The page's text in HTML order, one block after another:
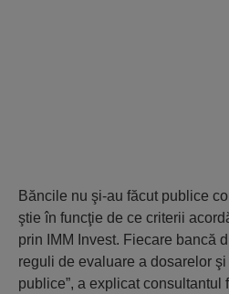
Băncile nu şi-au făcut publice
ştie în funcţie de ce criterii
prin IMM Invest. Fiecare bancă
reguli de evaluare a dosarelor
publice”, a explicat consultantul